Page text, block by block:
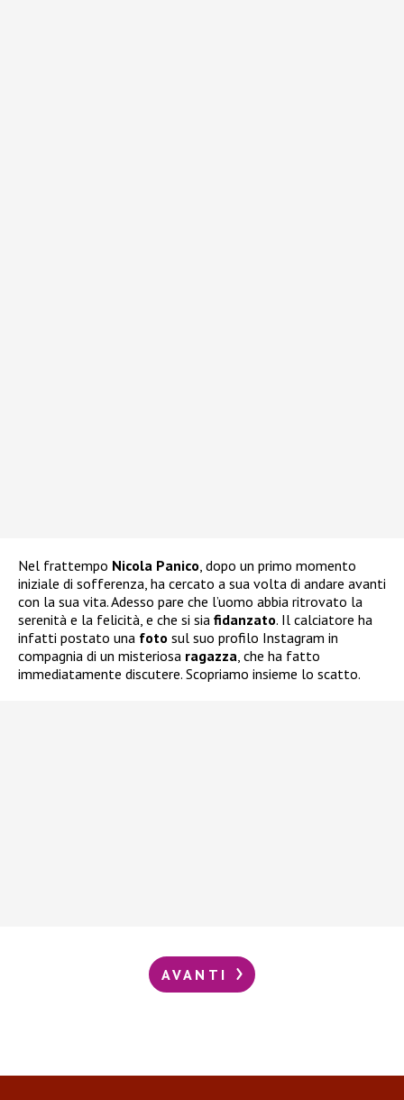
Nel frattempo Nicola Panico, dopo un primo momento
iniziale di sofferenza, ha cercato a sua volta di andare avanti
con la sua vita. Adesso pare che l’uomo abbia ritrovato la
serenità e la felicità, e che si sia fidanzato. Il calciatore ha
infatti postato una foto sul suo profilo Instagram in
compagnia di un misteriosa ragazza, che ha fatto
immediatamente discutere. Scopriamo insieme lo scatto.
AVANTI